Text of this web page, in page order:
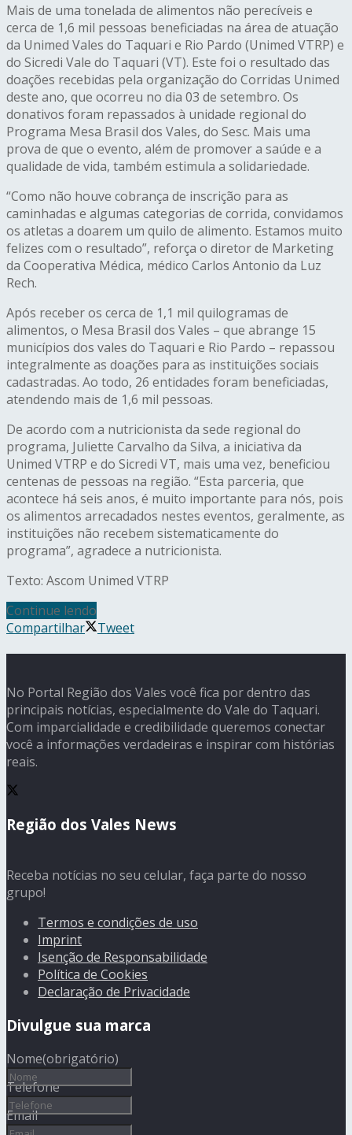
Mais de uma tonelada de alimentos não perecíveis e
cerca de 1,6 mil pessoas beneficiadas na área de atuação
da Unimed Vales do Taquari e Rio Pardo (Unimed VTRP) e
do Sicredi Vale do Taquari (VT). Este foi o resultado das
doações recebidas pela organização do Corridas Unimed
deste ano, que ocorreu no dia 03 de setembro. Os
donativos foram repassados à unidade regional do
Programa Mesa Brasil dos Vales, do Sesc. Mais uma
prova de que o evento, além de promover a saúde e a
qualidade de vida, também estimula a solidariedade.
“Como não houve cobrança de inscrição para as
caminhadas e algumas categorias de corrida, convidamos
os atletas a doarem um quilo de alimento. Estamos muito
felizes com o resultado”, reforça o diretor de Marketing
da Cooperativa Médica, médico Carlos Antonio da Luz
Rech.
Após receber os cerca de 1,1 mil quilogramas de
alimentos, o Mesa Brasil dos Vales – que abrange 15
municípios dos vales do Taquari e Rio Pardo – repassou
integralmente as doações para as instituições sociais
cadastradas. Ao todo, 26 entidades foram beneficiadas,
atendendo mais de 1,6 mil pessoas.
De acordo com a nutricionista da sede regional do
programa, Juliette Carvalho da Silva, a iniciativa da
Unimed VTRP e do Sicredi VT, mais uma vez, beneficiou
centenas de pessoas na região. “Esta parceria, que
acontece há seis anos, é muito importante para nós, pois
os alimentos arrecadados nestes eventos, geralmente, as
instituições não recebem sistematicamente do
programa”, agradece a nutricionista.
Texto: Ascom Unimed VTRP
Continue lendo
Compartilhar
Tweet
No Portal Região dos Vales você fica por dentro das
principais notícias, especialmente do Vale do Taquari.
Com imparcialidade e credibilidade queremos conectar
você a informações verdadeiras e inspirar com histórias
reais.
Região dos Vales News
Receba notícias no seu celular, faça parte do nosso
grupo!
Termos e condições de uso
Imprint
Isenção de Responsabilidade
Política de Cookies
Declaração de Privacidade
Divulgue sua marca
Nome(obrigatório)
Telefone
Email